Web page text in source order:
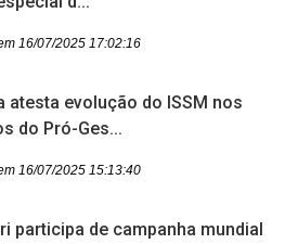
16/07/2025 17:02:16
atesta evolução do ISSM nos
do Pró-Ges...
16/07/2025 15:13:40
participa de campanha mundial